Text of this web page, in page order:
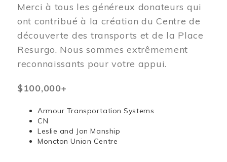
Merci à tous les généreux donateurs qui
ont contribué à la création du Centre de
découverte des transports et de la Place
Resurgo. Nous sommes extrêmement
reconnaissants pour votre appui.
$100,000+
Armour Transportation Systems
CN
Leslie and Jon Manship
Moncton Union Centre